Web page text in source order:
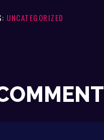
UNCATEGORIZED